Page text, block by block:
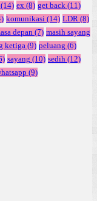
(14) ex (8) get back (11)
komunikasi (14) LDR (8)
depan(7) masih sayang
ketiga (9) peluang (6)
sayang (10) sedih (12)
(9)